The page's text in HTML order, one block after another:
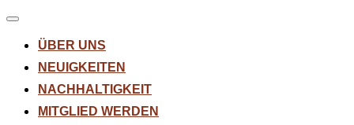
Navigation
umschalten
ÜBER UNS
NEUIGKEITEN
NACHHALTIGKEIT
MITGLIED WERDEN